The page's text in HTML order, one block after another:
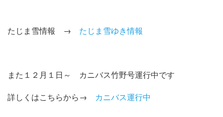
たじま雪情報 → たじま雪ゆき情報
また１２月１日～ カニバス竹野号運行中です
詳しくはこちらから→ カニバス運行中